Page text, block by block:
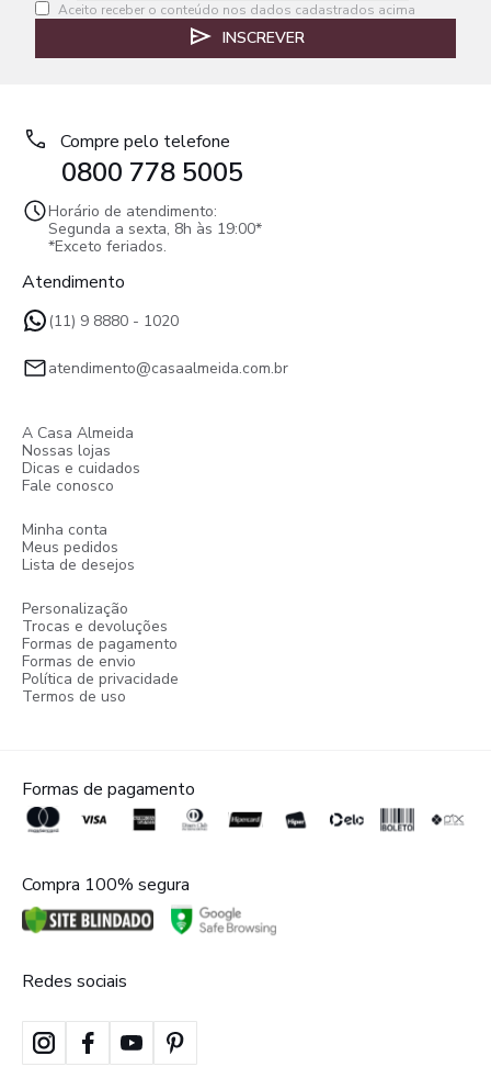
Aceito receber o conteúdo nos dados cadastrados acima
INSCREVER
Compre pelo telefone
0800 778 5005
Horário de atendimento:
Segunda a sexta, 8h às 19:00*
*Exceto feriados.
Atendimento
(11) 9 8880 - 1020
atendimento@casaalmeida.com.br
A Casa Almeida
Nossas lojas
Dicas e cuidados
Fale conosco
Minha conta
Meus pedidos
Lista de desejos
Personalização
Trocas e devoluções
Formas de pagamento
Formas de envio
Política de privacidade
Termos de uso
Formas de pagamento
Compra 100% segura
Redes sociais